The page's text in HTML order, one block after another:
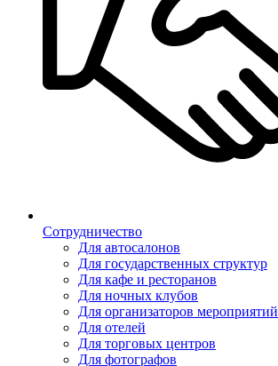
Сотрудничество
Для автосалонов
Для государственных структур
Для кафе и ресторанов
Для ночных клубов
Для организаторов мероприятий
Для отелей
Для торговых центров
Для фотографов